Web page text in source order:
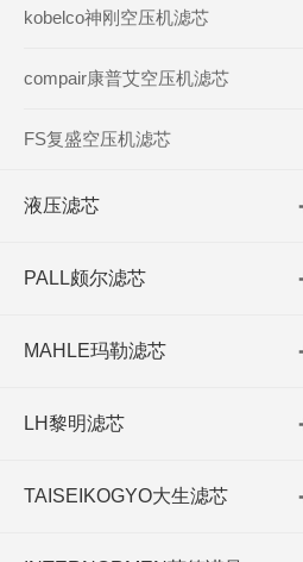
kobelco神刚空压机滤芯
compair康普艾空压机滤芯
FS复盛空压机滤芯
液压滤芯
PALL颇尔滤芯
MAHLE玛勒滤芯
LH黎明滤芯
TAISEIKOGYO大生滤芯